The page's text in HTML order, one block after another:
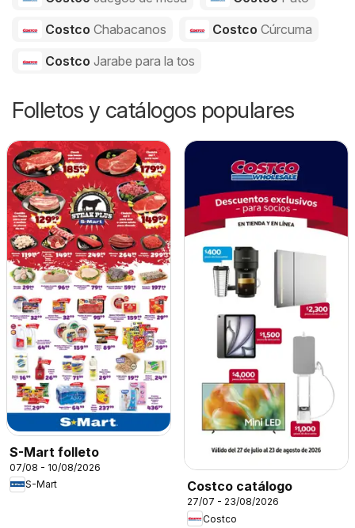
Costco Chabacanos Costco Cúrcuma
Costco Jarabe para la tos
Folletos y catálogos populares
S-Mart folleto
07/08 - 10/08/2026
S-Mart
Costco catálogo
27/07 - 23/08/2026
Costco